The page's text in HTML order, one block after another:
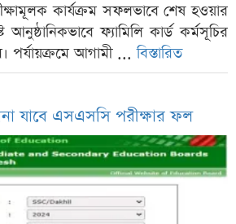
কার্যক্রম সফলভাবে শেষ হওয়ার
ফ্যামিলি কার্ড কর্মসূচির
পর্যায়ক্রমে আগামী ...বিস্তারিত
যাবে এসএসসি পরীক্ষার ফল